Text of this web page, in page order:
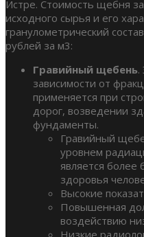
Истре. Стоимость щебня
исходного сырья и его
гранулометрический
рублей за м3:
Гравийный щебень.
зависимости от
применяется при
дорог, возведении
фундаменты.
Гравийный
уровнем
является более
здоровья
Высокие
Повышенная
воздействию